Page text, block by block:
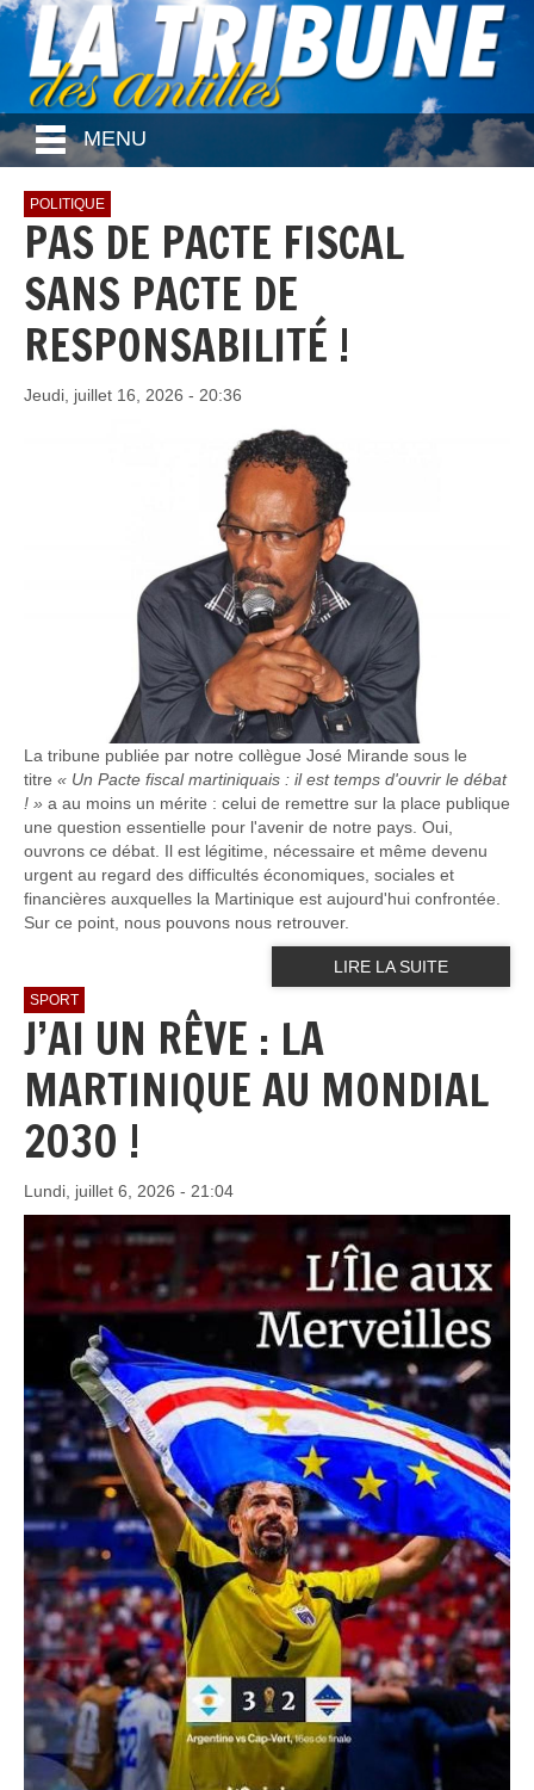
MENU
POLITIQUE
PAS DE PACTE FISCAL
SANS PACTE DE
RESPONSABILITÉ !
Jeudi, juillet 16, 2026 - 20:36
La tribune publiée par notre collègue José Mirande sous le
titre « Un Pacte fiscal martiniquais : il est temps d'ouvrir le débat
! » a au moins un mérite : celui de remettre sur la place publique
une question essentielle pour l'avenir de notre pays. Oui,
ouvrons ce débat. Il est légitime, nécessaire et même devenu
urgent au regard des difficultés économiques, sociales et
financières auxquelles la Martinique est aujourd'hui confrontée.
Sur ce point, nous pouvons nous retrouver.
LIRE LA SUITE
SPORT
J’AI UN RÊVE : LA
MARTINIQUE AU MONDIAL
2030 !
Lundi, juillet 6, 2026 - 21:04